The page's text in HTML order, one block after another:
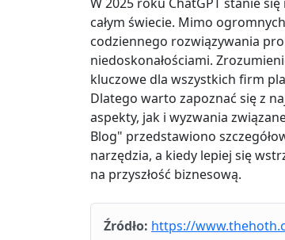
całym świecie. Mimo
codziennego rozwiązywania
niedoskonałościami.
kluczowe dla wszystkich firm
Dlatego warto zapoznać się z
aspekty, jak i wyzwania
Blog" przedstawiono
narzędzia, a kiedy lepiej się
na przyszłość biznesową.
Źródło: https://